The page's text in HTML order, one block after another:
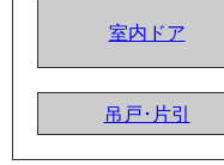
室内ドア
吊戸･片引